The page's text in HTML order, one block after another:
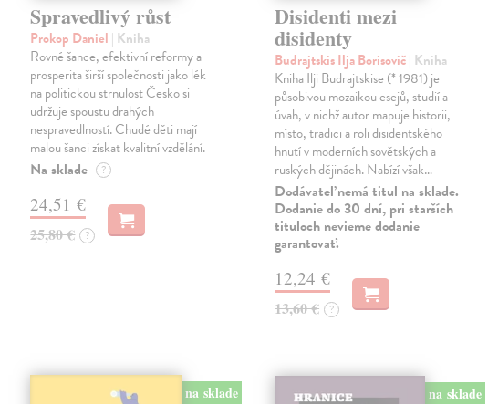
Spravedlivý růst
Prokop Daniel | Kniha
Rovné šance, efektivní reformy a
prosperita širší společnosti jako lék
na politickou strnulost Česko si
udržuje spoustu drahých
nespravedlností. Chudé děti mají
malou šanci získat kvalitní vzdělání.
Na sklade ?
24,51 €
25,80 € ?
Disidenti mezi
disidenty
Budrajtskis Ilja Borisovič| Kniha
Kniha Ilji Budrajtskise (* 1981) je
působivou mozaikou esejů, studií a
úvah, v nichž autor mapuje historii,
místo, tradici a roli disidentského
hnutí v moderních sovětských a
ruských dějinách. Nabízí však…
Dodávateľ nemá titul na sklade.
Dodanie do 30 dní, pri starších
tituloch nevieme dodanie
garantovať.
12,24 €
13,60 € ?
na sklade na sklade